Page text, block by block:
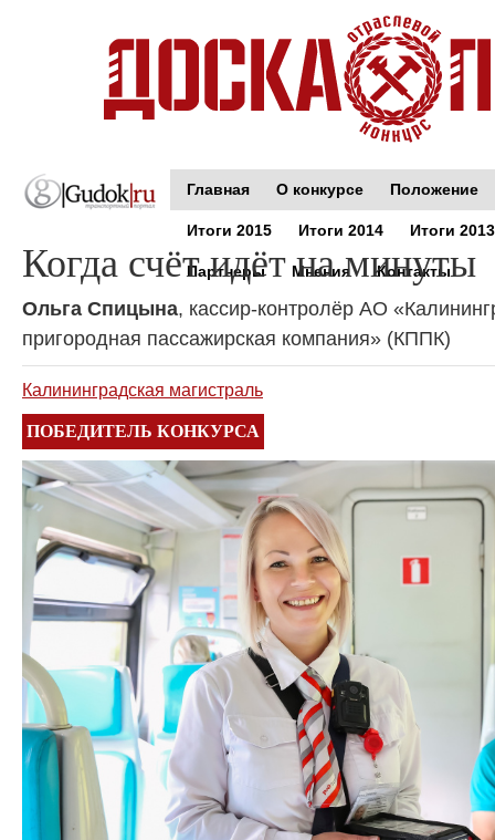
Главная О конкурсе Положение
Итоги 2015 Итоги 2014 Итоги 2013
Партнеры Мнения Контакты
Когда счёт идёт на минуты
Ольга Спицына, кассир-контролёр АО
пригородная пассажирская компания» (КППК)
Калининградская магистраль
ПОБЕДИТЕЛЬ КОНКУРСА